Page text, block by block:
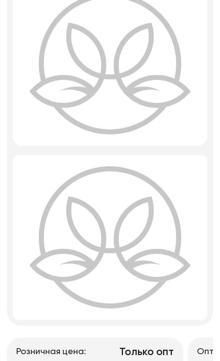
Искусственные цветы и растения
Декоративные вазы, кашпо
Розничная цена: Только опт